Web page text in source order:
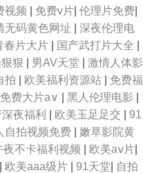
视频 免费v片 伦理片免费
无码黄色网址
深夜伦理电
春片大片 国产武打片大全
狠 男AV天堂
激情人体影
拍 欧美福利资源站
免费福
费大片a∨ 黑人伦理电影
夜福利 欧美玉足足交
91
自拍视频免费
嫩草影院黄
夜不卡福利视频 欧美aⅴ片
欧美aaa级片 91天堂 自拍